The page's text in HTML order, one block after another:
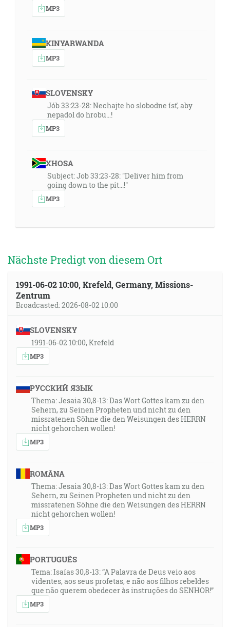
MP3
KINYARWANDA
MP3
SLOVENSKY
Jób 33:23-28: Nechajte ho slobodne ísť, aby
nepadol do hrobu…!
MP3
XHOSA
Subject: Job 33:23-28: "Deliver him from
going down to the pit...!"
MP3
Nächste Predigt von diesem Ort
1991-06-02 10:00, Krefeld, Germany, Missions-
Zentrum
Broadcasted: 2026-08-02 10:00
SLOVENSKY
1991-06-02 10:00, Krefeld
MP3
РУССКИЙ ЯЗЫК
Thema: Jesaia 30,8-13: Das Wort Gottes kam zu den
Sehern, zu Seinen Propheten und nicht zu den
missratenen Söhne die den Weisungen des HERRN
nicht gehorchen wollen!
MP3
ROMÂNA
Thema: Jesaia 30,8-13: Das Wort Gottes kam zu den
Sehern, zu Seinen Propheten und nicht zu den
missratenen Söhne die den Weisungen des HERRN
nicht gehorchen wollen!
MP3
PORTUGUÊS
Tema: Isaías 30,8-13: “A Palavra de Deus veio aos
videntes, aos seus profetas, e não aos filhos rebeldes
que não querem obedecer às instruções do SENHOR!”
MP3